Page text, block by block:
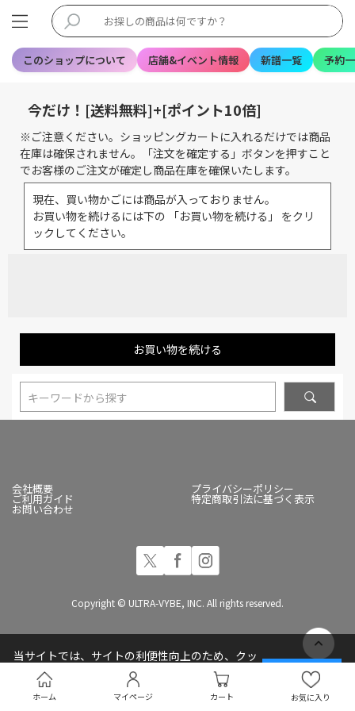
このショップについて 店舗&イベント情報 新譜一覧 予約
ホーム マイページ カート お気に入り
今だけ！[送料無料]+[ポイント10倍]
※ご注意ください。ショッピングカートに入れるだけでは商品
在庫は確保されません。「注文を確定する」ボタンを押すこと
でお客様のご注文が確定し商品在庫を確保いたします。
現在、買い物かごには商品が入っておりません。
お買い物を続けるには下の 「お買い物を続ける」 をクリ
ックしてください。
お買い物を続ける
キーワードから探す
会社概要 プライバシーポリシー
ご利用ガイド 特定商取引法に基づく表示
お問い合わせ
Copyright © ULTRA-VYBE, INC. All rights reserved.
当サイトでは、サイトの利便性向上のため、クッ
キー(Cookie)を使用しています
プライバシーポリシー
承諾する